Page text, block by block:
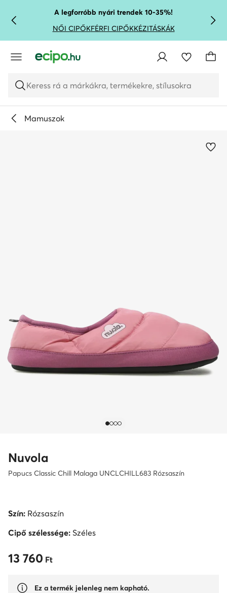
UGRÁS A FŐ TARTALOMRA
UGRÁS A KERESÉSHEZA legforróbb nyári trendek 10-35%!
NŐI CIPŐKFÉRFI CIPŐKKÉZITÁSKÁK
Keress rá a márkákra, termékekre, stílusokra
Mamuszok
Nuvola
Papucs Classic Chill Malaga UNCLCHILL683 Rózsaszín
Szín: Rózsaszín
Cipő szélessége: Széles
13 760 Ft
13 760 Ft
Ez a termék jelenleg nem kapható.